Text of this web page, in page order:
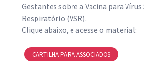
Gestantes sobre a Vacina para Vírus
Respiratório (VSR).
Clique abaixo, e acesse o material:
CARTILHA PARA ASSOCIADOS